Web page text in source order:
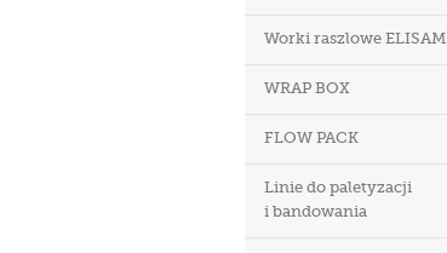
Worki raszlowe ELISAM
WRAP BOX
FLOW PACK
Linie do paletyzacji
i bandowania